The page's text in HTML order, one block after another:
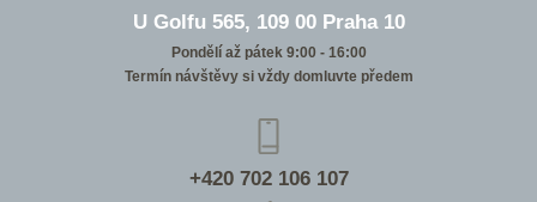
U Golfu 565, 109 00 Praha 10
Pondělí až pátek 9:00 - 16:00
Termín návštěvy si vždy domluvte předem
+420 702 106 107